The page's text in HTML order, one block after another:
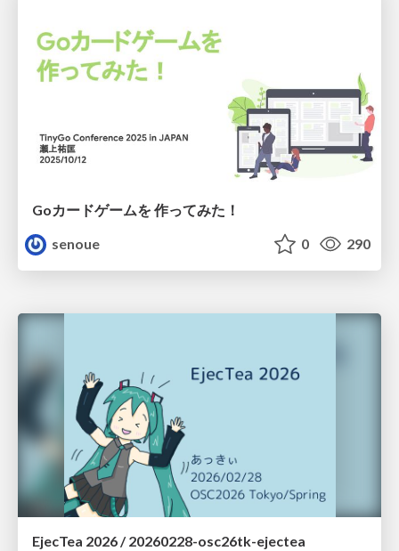
Goカードゲームを 作ってみた！
senoue
0 290
EjecTea 2026 / 20260228-osc26tk-ejectea